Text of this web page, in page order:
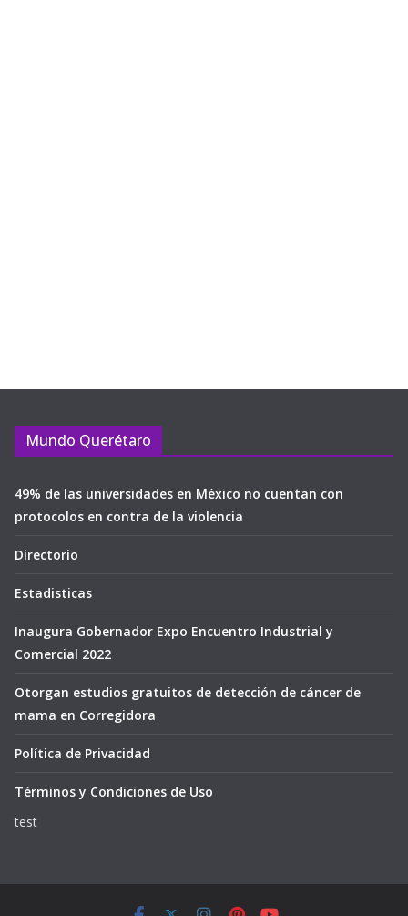
Mundo Querétaro
49% de las universidades en México no cuentan con
protocolos en contra de la violencia
Directorio
Estadisticas
Inaugura Gobernador Expo Encuentro Industrial y
Comercial 2022
Otorgan estudios gratuitos de detección de cáncer de
mama en Corregidora
Política de Privacidad
Términos y Condiciones de Uso
test